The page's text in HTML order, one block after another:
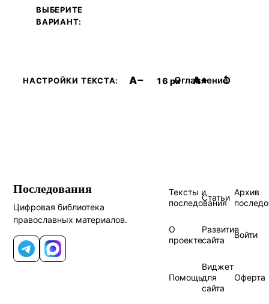
ВЫБЕРИТЕ
ВАРИАНТ:
НАСТРОЙКИ ТЕКСТА: A− 16 px A+ ↺
Оглавление
Последования
Цифровая библиотека
православных материалов.
Telegram
MAX
Тексты и
последования
Статьи
Архив
О
проекте
Развитие
сайта
Войти
Помощь
Виджет
для
сайта
Оферта